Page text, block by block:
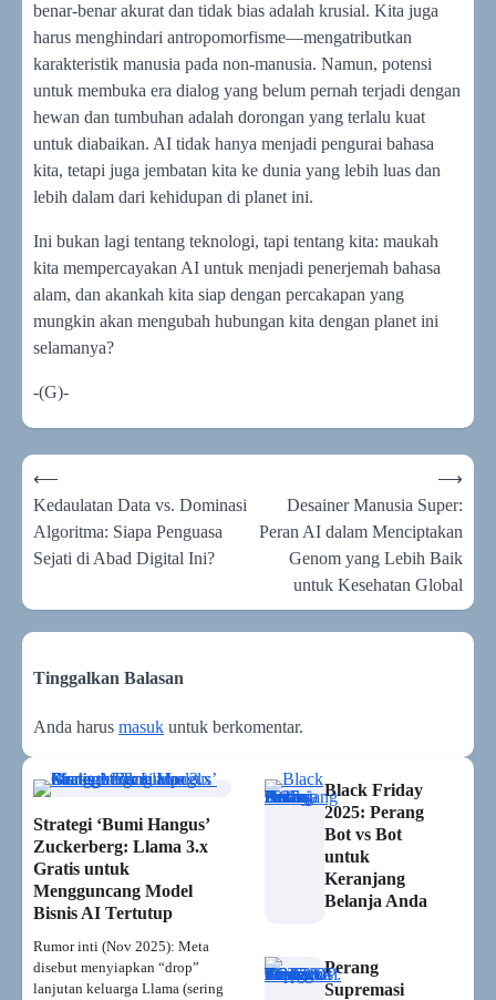
benar-benar akurat dan tidak bias adalah krusial. Kita juga
harus menghindari antropomorfisme—mengatributkan
karakteristik manusia pada non-manusia. Namun, potensi
untuk membuka era dialog yang belum pernah terjadi dengan
hewan dan tumbuhan adalah dorongan yang terlalu kuat
untuk diabaikan. AI tidak hanya menjadi pengurai bahasa
kita, tetapi juga jembatan kita ke dunia yang lebih luas dan
lebih dalam dari kehidupan di planet ini.
Ini bukan lagi tentang teknologi, tapi tentang kita: maukah
kita mempercayakan AI untuk menjadi penerjemah bahasa
alam, dan akankah kita siap dengan percakapan yang
mungkin akan mengubah hubungan kita dengan planet ini
selamanya?
-(G)-
Navigasi
pos
⟵
Kedaulatan Data vs. Dominasi
Algoritma: Siapa Penguasa
Sejati di Abad Digital Ini?
Desainer Manusia Super:
Peran AI dalam Menciptakan
Genom yang Lebih Baik
untuk Kesehatan Global
⟶
Tinggalkan Balasan
Anda harus masuk untuk berkomentar.
Strategi ‘Bumi Hangus’
Zuckerberg: Llama 3.x
Gratis untuk
Mengguncang Model
Bisnis AI Tertutup
Rumor inti (Nov 2025): Meta
disebut menyiapkan “drop”
lanjutan keluarga Llama (sering
Black Friday
2025: Perang
Bot vs Bot
untuk
Keranjang
Belanja Anda
Perang
Supremasi